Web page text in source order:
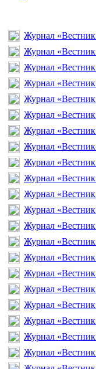
Журнал
Журнал
Журнал
Журнал
Журнал
Журнал
Журнал
Журнал
Журнал
Журнал
Журнал
Журнал
Журнал
Журнал
Журнал
Журнал
Журнал
Журнал
Журнал
Журнал
Журнал